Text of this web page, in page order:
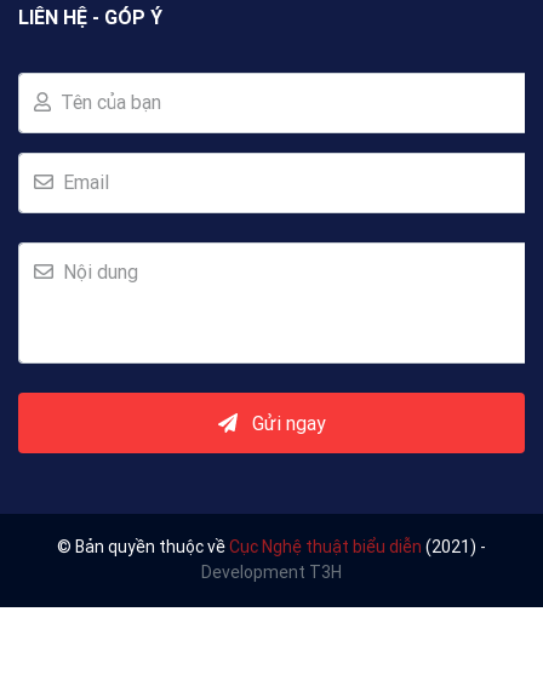
LIÊN HỆ - GÓP Ý
Tên của bạn
Email
Nội dung
Gửi ngay
© Bản quyền thuộc vềCục Nghệ thuật biểu diễn (2021) -
Development T3H